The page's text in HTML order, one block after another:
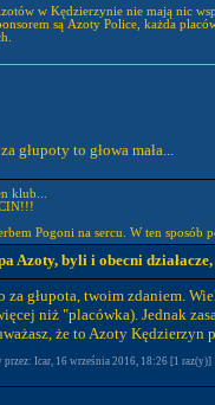
Zakłady Azotów
głupoty to głowa mała...
klub...
Pogoni na sercu. W ten
Azoty, byli i obecni działacze,
za głupota, twoim zdaniem.
niż "placówka). Jednak
że to Azoty Kędzierzyn
Icar, 16 września 2016, 18:26 [1 raz(y)]